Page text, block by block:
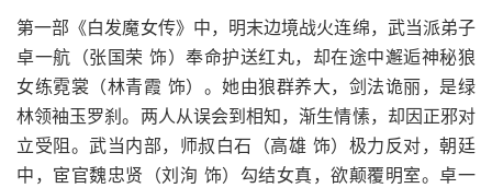
第一部《白发魔女传》中，明末边境战火连绵，武当派弟子
卓一航（张国荣 饰）奉命护送红丸，却在途中邂逅神秘狼
女练霓裳（林青霞 饰）。她由狼群养大，剑法诡丽，是绿
林领袖玉罗刹。两人从误会到相知，渐生情愫，却因正邪对
立受阻。武当内部，师叔白石（高雄 饰）极力反对，朝廷
中，宦官魏忠贤（刘洵 饰）勾结女真，欲颠覆明室。卓一